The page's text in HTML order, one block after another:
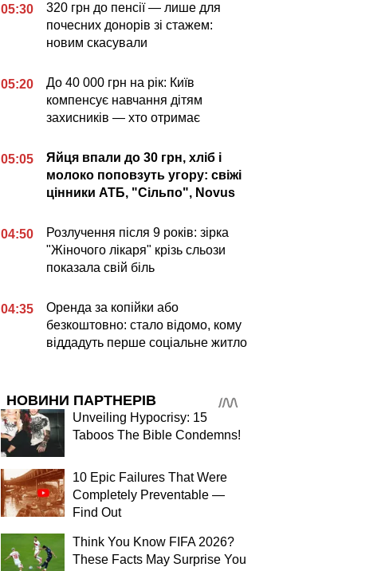
05:30
320 грн до пенсії — лише для
почесних донорів зі стажем:
новим скасували
05:20
До 40 000 грн на рік: Київ
компенсує навчання дітям
захисників — хто отримає
05:05
Яйця впали до 30 грн, хліб і
молоко поповзуть угору: свіжі
цінники АТБ, "Сільпо", Novus
04:50
Розлучення після 9 років: зірка
"Жіночого лікаря" крізь сльози
показала свій біль
04:35
Оренда за копійки або
безкоштовно: стало відомо, кому
віддадуть перше соціальне житло
НОВИНИ ПАРТНЕРІВ
Unveiling Hypocrisy: 15
Taboos The Bible Condemns!
10 Epic Failures That Were
Completely Preventable —
Find Out
Think You Know FIFA 2026?
These Facts May Surprise You